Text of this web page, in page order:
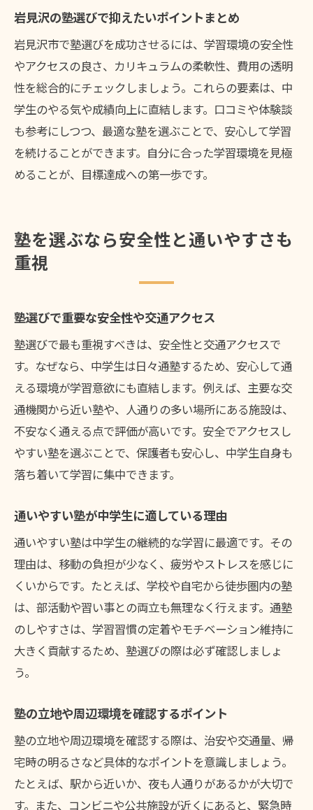
岩見沢の塾選びで抑えたいポイントまとめ
岩見沢市で塾選びを成功させるには、学習環境の安全性
やアクセスの良さ、カリキュラムの柔軟性、費用の透明
性を総合的にチェックしましょう。これらの要素は、中
学生のやる気や成績向上に直結します。口コミや体験談
も参考にしつつ、最適な塾を選ぶことで、安心して学習
を続けることができます。自分に合った学習環境を見極
めることが、目標達成への第一歩です。
塾を選ぶなら安全性と通いやすさも
重視
塾選びで重要な安全性や交通アクセス
塾選びで最も重視すべきは、安全性と交通アクセスで
す。なぜなら、中学生は日々通塾するため、安心して通
える環境が学習意欲にも直結します。例えば、主要な交
通機関から近い塾や、人通りの多い場所にある施設は、
不安なく通える点で評価が高いです。安全でアクセスし
やすい塾を選ぶことで、保護者も安心し、中学生自身も
落ち着いて学習に集中できます。
通いやすい塾が中学生に適している理由
通いやすい塾は中学生の継続的な学習に最適です。その
理由は、移動の負担が少なく、疲労やストレスを感じに
くいからです。たとえば、学校や自宅から徒歩圏内の塾
は、部活動や習い事との両立も無理なく行えます。通塾
のしやすさは、学習習慣の定着やモチベーション維持に
大きく貢献するため、塾選びの際は必ず確認しましょ
う。
塾の立地や周辺環境を確認するポイント
塾の立地や周辺環境を確認する際は、治安や交通量、帰
宅時の明るさなど具体的なポイントを意識しましょう。
たとえば、駅から近いか、夜も人通りがあるかが大切で
す。また、コンビニや公共施設が近くにあると、緊急時